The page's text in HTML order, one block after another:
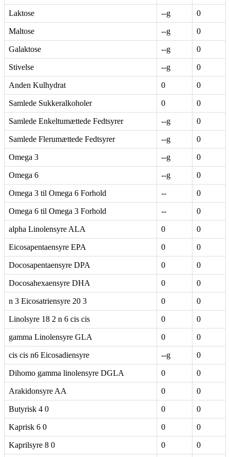
Laktose --g 0
Maltose --g 0
Galaktose --g 0
Stivelse --g 0
Anden Kulhydrat 0 0
Samlede Sukkeralkoholer 0 0
Samlede Enkeltumættede Fedtsyrer --g 0
Samlede Flerumættede Fedtsyrer --g 0
Omega 3 --g 0
Omega 6 --g 0
Omega 3 til Omega 6 Forhold -- 0
Omega 6 til Omega 3 Forhold -- 0
alpha Linolensyre ALA 0 0
Eicosapentaensyre EPA 0 0
Docosapentaensyre DPA 0 0
Docosahexaensyre DHA 0 0
n 3 Eicosatriensyre 20 3 0 0
Linolsyre 18 2 n 6 cis cis 0 0
gamma Linolensyre GLA 0 0
cis cis n6 Eicosadiensyre --g 0
Dihomo gamma linolensyre DGLA 0 0
Arakidonsyre AA 0 0
Butyrisk 4 0 0 0
Kaprisk 6 0 0 0
Kaprilsyre 8 0 0 0